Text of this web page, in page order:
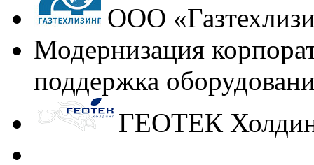
ООО
Модернизация
поддержка
ГЕОТЕК